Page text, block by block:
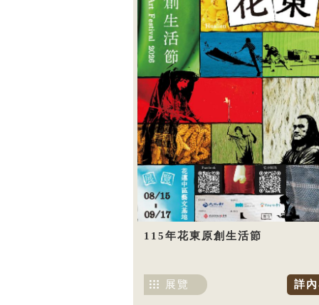
115年花東原創生活節
詳
展覽